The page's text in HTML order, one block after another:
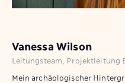
Vanessa Wilson
Leitungsteam, Projektleitung
Mein archäologischer